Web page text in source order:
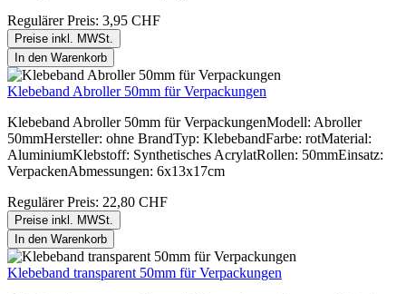
Regulärer Preis: 3,95 CHF
Preise inkl. MWSt.
In den Warenkorb
Klebeband Abroller 50mm für Verpackungen
Klebeband Abroller 50mm für VerpackungenModell: Abroller
50mmHersteller: ohne BrandTyp: KlebebandFarbe: rotMaterial:
AluminiumKlebstoff: Synthetisches AcrylatRollen: 50mmEinsatz:
VerpackenAbmessungen: 6x13x17cm
Regulärer Preis: 22,80 CHF
Preise inkl. MWSt.
In den Warenkorb
Klebeband transparent 50mm für Verpackungen